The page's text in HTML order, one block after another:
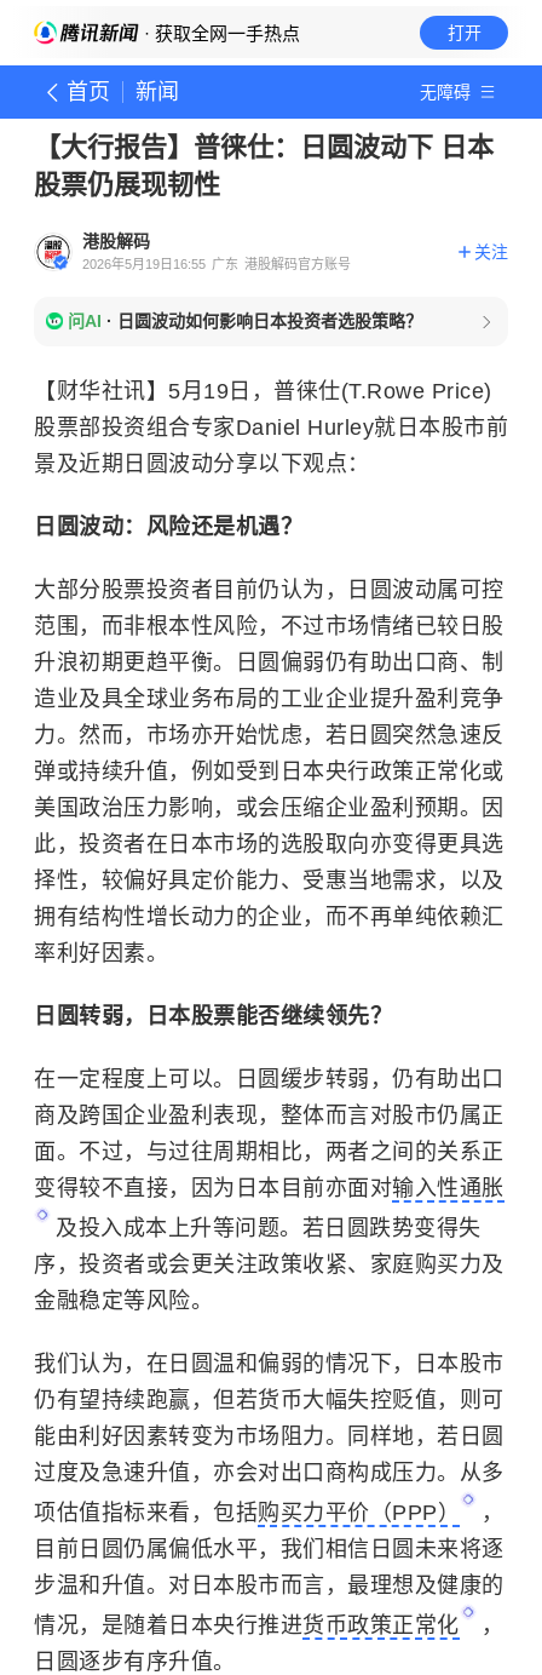
· 获取全网一手热点 打开
首页 新闻 无障碍
【大行报告】普徕仕：日圆波动下 日本
股票仍展现韧性
港股解码
2026年5月19日16:55 广东 港股解码官方账号
关注
问AI · 日圆波动如何影响日本投资者选股策略？
【财华社讯】5月19日，普徕仕(T.Rowe Price)
股票部投资组合专家Daniel Hurley就日本股市前
景及近期日圆波动分享以下观点：
日圆波动：风险还是机遇？
大部分股票投资者目前仍认为，日圆波动属可控
范围，而非根本性风险，不过市场情绪已较日股
升浪初期更趋平衡。日圆偏弱仍有助出口商、制
造业及具全球业务布局的工业企业提升盈利竞争
力。然而，市场亦开始忧虑，若日圆突然急速反
弹或持续升值，例如受到日本央行政策正常化或
美国政治压力影响，或会压缩企业盈利预期。因
此，投资者在日本市场的选股取向亦变得更具选
择性，较偏好具定价能力、受惠当地需求，以及
拥有结构性增长动力的企业，而不再单纯依赖汇
率利好因素。
日圆转弱，日本股票能否继续领先？
在一定程度上可以。日圆缓步转弱，仍有助出口
商及跨国企业盈利表现，整体而言对股市仍属正
面。不过，与过往周期相比，两者之间的关系正
变得较不直接，因为日本目前亦面对输入性通胀
及投入成本上升等问题。若日圆跌势变得失
序，投资者或会更关注政策收紧、家庭购买力及
金融稳定等风险。
我们认为，在日圆温和偏弱的情况下，日本股市
仍有望持续跑赢，但若货币大幅失控贬值，则可
能由利好因素转变为市场阻力。同样地，若日圆
过度及急速升值，亦会对出口商构成压力。从多
项估值指标来看，包括购买力平价（PPP）
，
目前日圆仍属偏低水平，我们相信日圆未来将逐
步温和升值。对日本股市而言，最理想及健康的
情况，是随着日本央行推进货币政策正常化
，
日圆逐步有序升值。